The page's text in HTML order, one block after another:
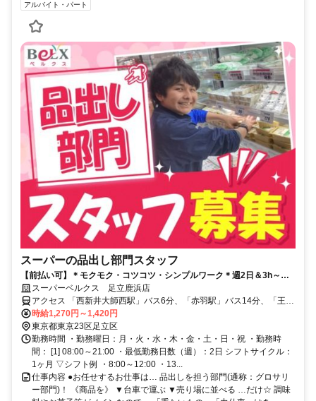
アルバイト・パート
スーパーの品出し部門スタッフ
【前払い可】＊モクモク・コツコツ・シンプルワーク＊週2日＆3h～シ
フト相談OK！扶養内でも働けます♪
スーパーベルクス 足立鹿浜店
アクセス 「西新井大師西駅」バス6分、「赤羽駅」バス14分、「王子
駅」バス16分 ★自転車通勤OK★自動車通勤応相談
時給1,270円～1,420円
東京都東京23区足立区
勤務時間 ・勤務曜日：月・火・水・木・金・土・日・祝 ・勤務時
間： [1] 08:00～21:00 ・最低勤務日数（週）：2日 シフトサイクル：
1ヶ月 ▽シフト例 ・8:00～12:00 ・13...
仕事内容 ●お任せするお仕事は… 品出しを担う部門(通称：グロサリ
ー部門)！ 《商品を》 ▼台車で運ぶ ▼売り場に並べる …だけ☆ 調味